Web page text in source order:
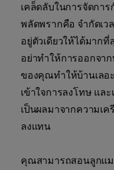
เคล็ดลับในการจัดกา
พลัดพรากคือ จำกัดเ
อยู่ตัวเดียวให้ได้มาก
อย่าทำให้การออกจา
ของคุณทำให้บ้านเลอ
เข้าใจการลงโทษ แล
เป็นผลมาจากความเ
ลงแทน
คุณสามารถสอนลูกแ